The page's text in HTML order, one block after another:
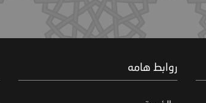
روابط هامه